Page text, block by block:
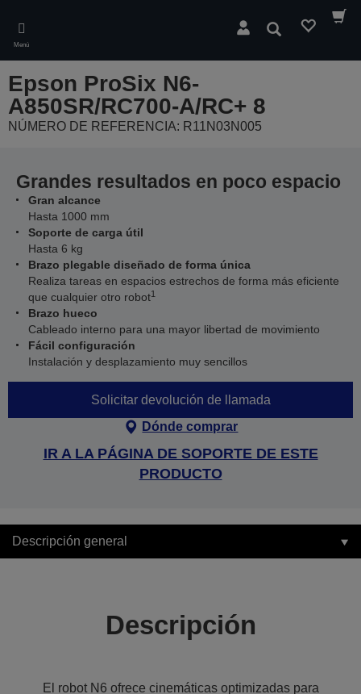
main
content
Menú
Buscar
Epson ProSix N6-
A850SR/RC700-A/RC+ 8
NÚMERO DE REFERENCIA: R11N03N005
Grandes resultados en poco espacio
Gran alcance
Hasta 1000 mm
Soporte de carga útil
Hasta 6 kg
Brazo plegable diseñado de forma única
Realiza tareas en espacios estrechos de forma más eficiente
que cualquier otro robot1
Brazo hueco
Cableado interno para una mayor libertad de movimiento
Fácil configuración
Instalación y desplazamiento muy sencillos
Solicitar devolución de llamada
Dónde comprar
IR A LA PÁGINA DE SOPORTE DE ESTE
PRODUCTO
Descripción general
Descripción
El robot N6 ofrece cinemáticas optimizadas para